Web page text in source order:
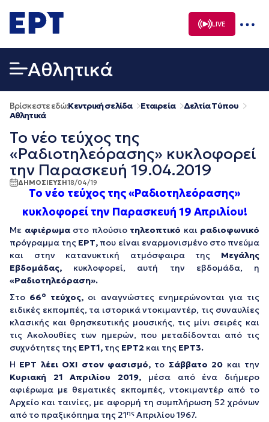
σε
περιεχόμενο
LIVE
Αθλητικά
Βρίσκεστε εδώ:Κεντρική σελίδα Εταιρεία
Δελτία Τύπου
Αθλητικά
Το νέο τεύχος της
«Ραδιοτηλεόρασης» κυκλοφορεί
την Παρασκευή 19.04.2019
ΔΗΜΟΣΙΕΥΣΗ18/04/19
Το νέο τεύχος της «Ραδιοτηλεόρασης»
κυκλοφορεί την Παρασκευή 19 Απριλίου!
Με αφιέρωμαστο πλούσιο τηλεοπτικό και ραδιοφωνικό
πρόγραμμα της ΕΡΤ, που είναι εναρμονισμένο στο πνεύμα
και στην κατανυκτική ατμόσφαιρα της Μεγάλης
Εβδομάδας, κυκλοφορεί, αυτή την εβδομάδα, η
«Ραδιοτηλεόραση».
Στο 66ο τεύχος, οι αναγνώστες ενημερώνονται για τις
ειδικές εκπομπές, τα ιστορικά ντοκιμαντέρ, τις συναυλίες
κλασικής και θρησκευτικής μουσικής, τις μίνι σειρές και
τις Ακολουθίες των ημερών, που μεταδίδονται από τις
συχνότητες της ΕΡΤ1, της ΕΡΤ2 και της ΕΡΤ3.
Η ΕΡΤ λέει ΟΧΙ στον φασισμό, το Σάββατο 20 και την
Κυριακή 21 Απριλίου 2019, μέσα από ένα διήμερο
αφιέρωμα με θεματικές εκπομπές, ντοκιμαντέρ από το
Αρχείο και ταινίες, με αφορμή τη συμπλήρωση 52 χρόνων
από το πραξικόπημα της 21ης Απριλίου 1967.